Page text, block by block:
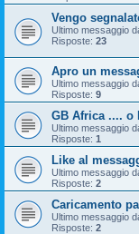
Vengo
Ultimo messaggio
Risposte: 23
Apro un
Ultimo messaggio
Risposte: 9
GB Africa .... o
Ultimo messaggio
Risposte: 1
Like al
Ultimo messaggio
Risposte: 2
Caricamento
Ultimo messaggio
Risposte: 2